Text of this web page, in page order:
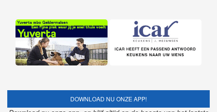
DOWNLOAD NU ONZE APP!